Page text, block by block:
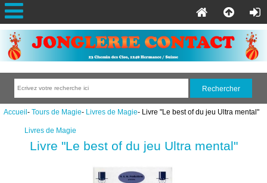
Accueil- Tours de Magie- Livres de Magie- Livre "Le best of du jeu Ultra mental"
Livres de Magie
Livre "Le best of du jeu Ultra mental"